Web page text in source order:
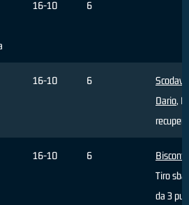
16-10 6
16-10 6
Dario,
16-10 6
Bisconti
Tiro
da 3